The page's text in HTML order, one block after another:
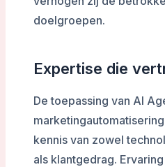
doelgroepen.
Expertise die
De toepassing van AI
kennis van zowel
als klantgedrag.